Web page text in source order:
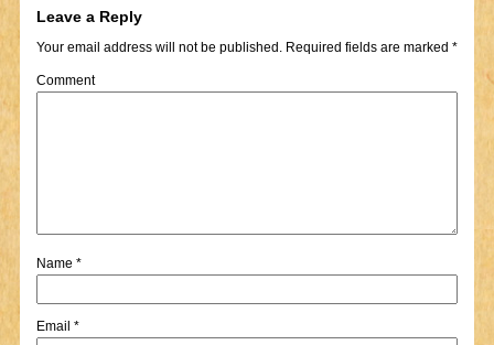
Leave a Reply
Your email address will not be published.Required fields are marked *
Comment
Name *
Email *